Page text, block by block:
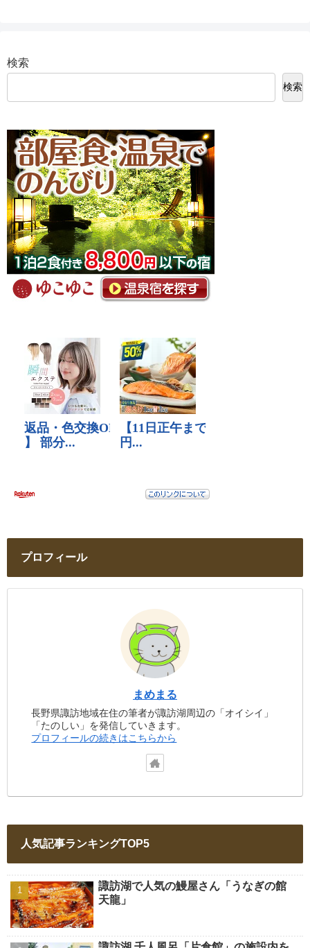
検索
検索
プロフィール
まめまる
長野県諏訪地域在住の筆者が諏訪湖周辺の「オイシイ」
「たのしい」を発信していきます。
プロフィールの続きはこちらから
人気記事ランキングTOP5
諏訪湖で人気の鰻屋さん「うなぎの館
天龍」